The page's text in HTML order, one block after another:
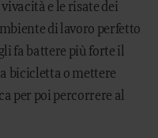
e le risate dei
di lavoro perfetto
fa battere più forte il
bicicletta o mettere
per poi percorrere al